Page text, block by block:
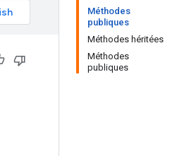
Méthodes
publiques
Méthodes héritées
Méthodes
publiques